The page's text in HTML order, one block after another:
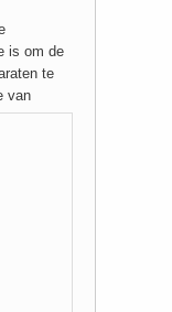
is om de
te
van